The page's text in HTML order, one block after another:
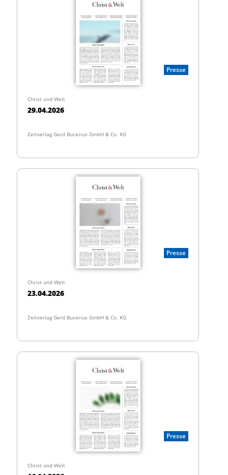
Presse
Christ und Welt
29.04.2026
Zeitverlag Gerd Bucerius GmbH & Co. KG
Presse
Christ und Welt
23.04.2026
Zeitverlag Gerd Bucerius GmbH & Co. KG
Presse
Christ und Welt